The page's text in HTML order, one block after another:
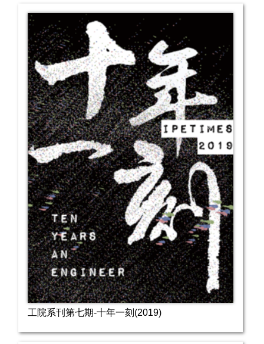
工院系刊第七期-十年一刻(2019)